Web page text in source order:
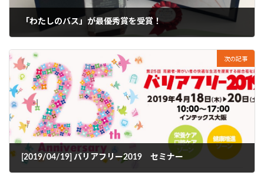
「わたしのバス」が最優秀賞を受賞！
次の記事
[2019/04/19] バリアフリー2019 セミナー